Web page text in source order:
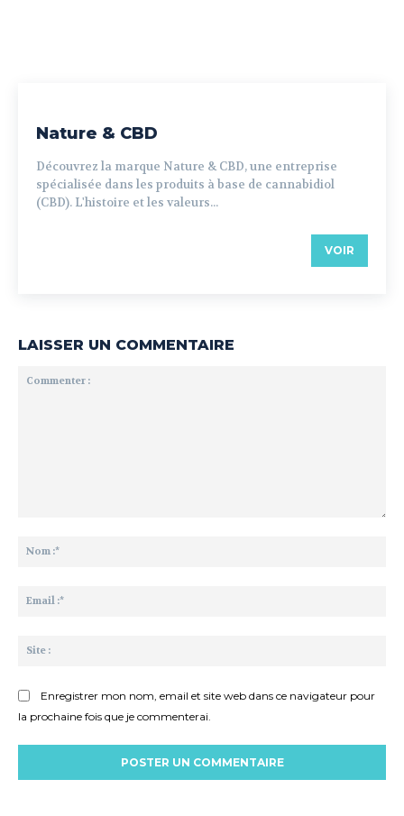
Nature & CBD
Découvrez la marque Nature & CBD, une entreprise
spécialisée dans les produits à base de cannabidiol
(CBD). L'histoire et les valeurs...
VOIR
LAISSER UN COMMENTAIRE
Enregistrer mon nom, email et site web dans ce navigateur pour
la prochaine fois que je commenterai.